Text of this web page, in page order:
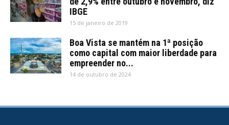
IBGE
15 de janeiro de 2019
Boa Vista se mantém na 1ª posição
como capital com maior liberdade para
empreender no...
14 de outubro de 2024